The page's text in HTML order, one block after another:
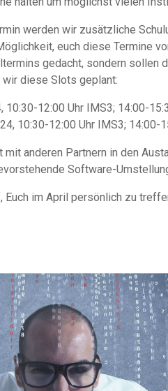
werden wir zusätzliche
euch diese Termine
gedacht, sondern sollen
wir diese Slots geplant:
10:30-12:00 Uhr IMS3; 14:00-
10:30-12:00 Uhr IMS3; 14:00-
mit anderen Partnern in den
Software-
Euch im April persönlich zu